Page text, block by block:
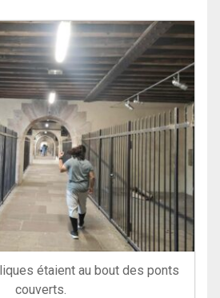
étaient au bout des ponts
couverts.